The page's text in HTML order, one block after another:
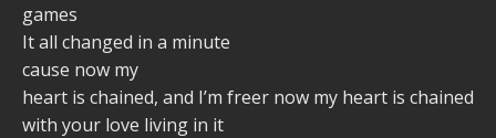
games
It all changed in a minute
cause now my
heart is chained, and I’m freer now my heart is chained
with your love living in it